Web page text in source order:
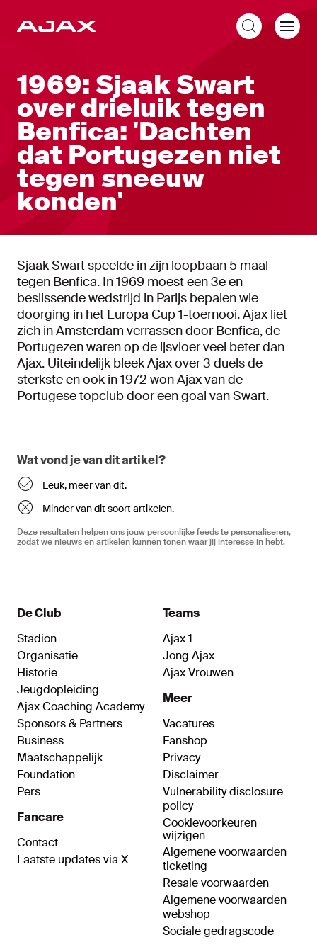
1969: Sjaak Swart
over drieluik tegen
Benfica: 'Dachten
dat Portugezen niet
tegen sneeuw
konden'
Sjaak Swart speelde in zijn loopbaan 5 maal
tegen Benfica. In 1969 moest een 3e en
beslissende wedstrijd in Parijs bepalen wie
doorging in het Europa Cup 1-toernooi. Ajax liet
zich in Amsterdam verrassen door Benfica, de
Portugezen waren op de ijsvloer veel beter dan
Ajax. Uiteindelijk bleek Ajax over 3 duels de
sterkste en ook in 1972 won Ajax van de
Portugese topclub door een goal van Swart.
Wat vond je van dit artikel?
Leuk, meer van dit.
Minder van dit soort artikelen.
Deze resultaten helpen ons jouw persoonlijke feeds te personaliseren,
zodat we nieuws en artikelen kunnen tonen waar jij interesse in hebt.
De Club
Stadion
Organisatie
Historie
Jeugdopleiding
Ajax Coaching Academy
Sponsors & Partners
Business
Maatschappelijk
Foundation
Pers
Fancare
Contact
Laatste updates via X
Teams
Ajax 1
Jong Ajax
Ajax Vrouwen
Meer
Vacatures
Fanshop
Privacy
Disclaimer
Vulnerability disclosure
policy
Cookievoorkeuren
wijzigen
Algemene voorwaarden
ticketing
Resale voorwaarden
Algemene voorwaarden
webshop
Sociale gedragscode